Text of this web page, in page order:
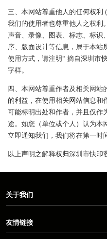
三、本网站尊重他人的任何权利
我们的使用者也尊重他人之权利
声音、录像、图表、标志、标识
序、版面设计等信息，属于本站
使用方式，请注明“ 摘自深圳市
字样。
四、本网站尊重作者及相关网站
的利益，在使用相关网站信息和
可能标明出处和作者，并且仅作
途。如您（单位或个人）认为本
立即通知我们，我们将在第一时
以上声明之解释权归深圳市快印
关于我们
友情链接